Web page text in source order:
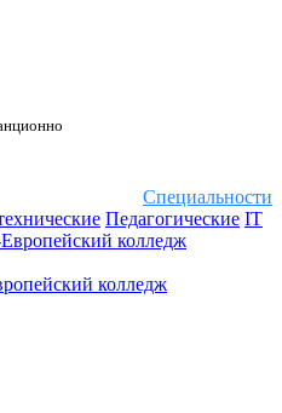
Специальности
Педагогические IT
колледж